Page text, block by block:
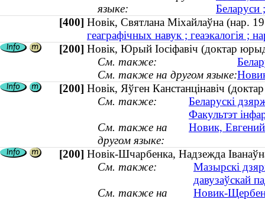
языке:
Беларуси
[400] Новік, Святлана Міхайлаўна (нар.
геаграфічных навук ; геаэкалогія ;
[200] Новік, Юрый Іосіфавіч (доктар
См. также:
См. также на другом языке:
[200] Новік, Яўген Канстанцінавіч
См. также:
Беларускі
Факультэт
См. также на
другом языке:
Новик,
[200] Новік-Шчарбенка, Надзежда
См. также:
Мазырскі
давузаўскай
См. также на
Новик-